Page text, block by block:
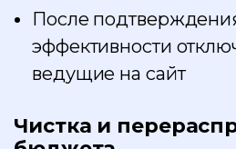
После
эффективности
ведущие на сайт
Чистка и